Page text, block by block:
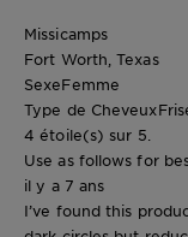
Missicamps
Fort Worth, Texas
SexeFemme
Type de Cheveux
4 étoile(s) sur 5.
Use as follows for
il y a 7 ans
I’ve found this